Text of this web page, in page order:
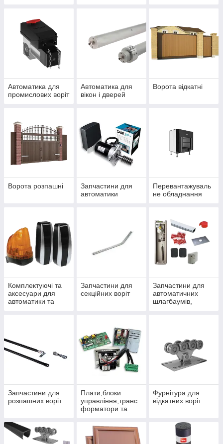
Автоматика для
промислових воріт
Автоматика для
вікон і дверей
Ворота відкатні
Ворота розпашні
Запчастини для
автоматики
Перевантажуваль
не обладнання
Комплектуючі та
аксесуари для
автоматики та
Запчастини для
секційних воріт
Запчастини для
автоматичних
шлагбаумів,
Запчастини для
розпашних воріт
Плати,блоки
управління,транс
форматори та
Фурнітура для
відкатних воріт